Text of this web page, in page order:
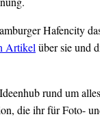
Hafencity
Artikel über sie und
rund um
die ihr für Foto-